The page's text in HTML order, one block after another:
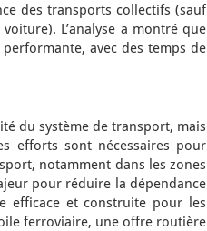
des transports collectifs (sauf
L’analyse a montré que
avec des temps de
du système de transport, mais
efforts sont nécessaires pour
notamment dans les zones
pour réduire la dépendance
efficace et construite pour les
ferroviaire, une offre routière